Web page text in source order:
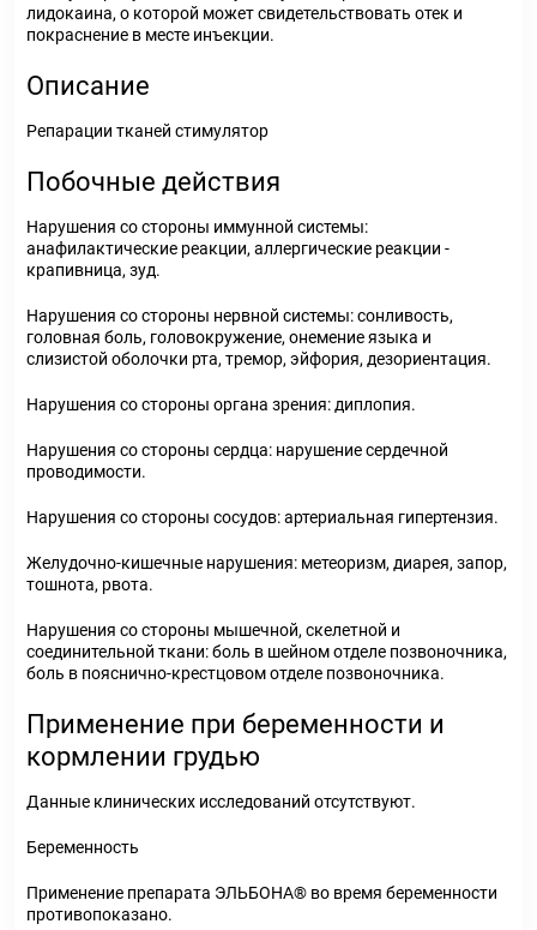
лидокаина, о которой может свидетельствовать отек и
покраснение в месте инъекции.
Описание
Репарации тканей стимулятор
Побочные действия
Нарушения со стороны иммунной системы:
анафилактические реакции, аллергические реакции -
крапивница, зуд.
Нарушения со стороны нервной системы: сонливость,
головная боль, головокружение, онемение языка и
слизистой оболочки рта, тремор, эйфория, дезориентация.
Нарушения со стороны органа зрения: диплопия.
Нарушения со стороны сердца: нарушение сердечной
проводимости.
Нарушения со стороны сосудов: артериальная гипертензия.
Желудочно-кишечные нарушения: метеоризм, диарея, запор,
тошнота, рвота.
Нарушения со стороны мышечной, скелетной и
соединительной ткани: боль в шейном отделе позвоночника,
боль в пояснично-крестцовом отделе позвоночника.
Применение при беременности и
кормлении грудью
Данные клинических исследований отсутствуют.
Беременность
Применение препарата ЭЛЬБОНА® во время беременности
противопоказано.